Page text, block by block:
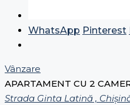
WhatsApp Pinterest
Vânzare
APARTAMENT CU 2
Strada Ginta Latină ,